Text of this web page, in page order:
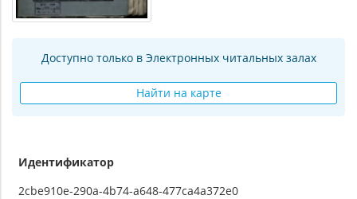
Доступно только в Электронных читальных залах
Найти на карте
Идентификатор
2cbe910e-290a-4b74-a648-477ca4a372e0